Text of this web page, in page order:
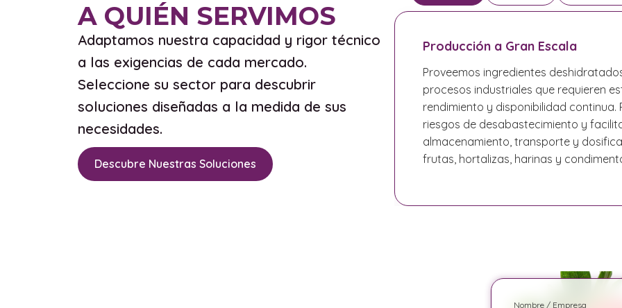
A QUIÉN SERVIMOS
Adaptamos nuestra capacidad y rigor técnico
a las exigencias de cada mercado.
Seleccione su sector para descubrir
soluciones diseñadas a la medida de sus
necesidades.
Descubre Nuestras Soluciones
Producción a Gran Escala
Proveemos ingredientes
procesos industriales que requieren
rendimiento y disponibilidad continua.
riesgos de desabastecimiento y
almacenamiento, transporte y
frutas, hortalizas, harinas y
Nombre / Empresa